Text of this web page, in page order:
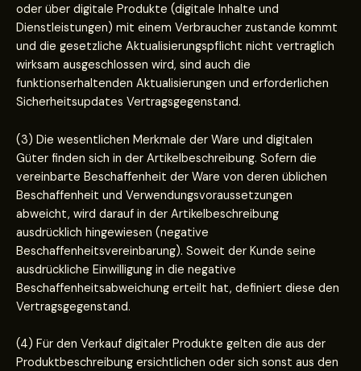
oder über digitale Produkte (digitale Inhalte und
Dienstleistungen) mit einem Verbraucher zustande kommt
und die gesetzliche Aktualisierungspflicht nicht vertraglich
wirksam ausgeschlossen wird, sind auch die
funktionserhaltenden Aktualisierungen und erforderlichen
Sicherheitsupdates Vertragsgegenstand.
(3) Die wesentlichen Merkmale der Ware und digitalen
Güter finden sich in der Artikelbeschreibung. Sofern die
vereinbarte Beschaffenheit der Ware von deren üblichen
Beschaffenheit und Verwendungsvoraussetzungen
abweicht, wird darauf in der Artikelbeschreibung
ausdrücklich hingewiesen (negative
Beschaffenheitsvereinbarung). Soweit der Kunde seine
ausdrückliche Einwilligung in die negative
Beschaffenheitsabweichung erteilt hat, definiert diese den
Vertragsgegenstand.
(4) Für den Verkauf digitaler Produkte gelten die aus der
Produktbeschreibung ersichtlichen oder sich sonst aus den